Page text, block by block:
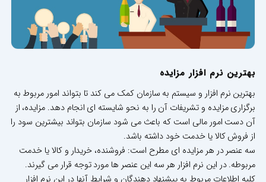
بهترین نرم افزار مزایده
بهترین نرم افزار و سیستم به سازمان کمک می کند تا بتواند امور مربوط به
برگزاری مزایده و تشریفات آن را به نحو شایسته ای انجام دهد. مزایده، از
آن دست امور مالی است که باعث می شود سازمان بتواند بیشترین سود را
از فروش کالا یا خدمت خود داشته باشد.
سه عنصر در هر مزایده ای مطرح است: فروشنده، خریدار و کالا یا خدمت
مربوطه. در این نرم افزار هر سه این عنصر ها مورد توجه قرار می گیرند.